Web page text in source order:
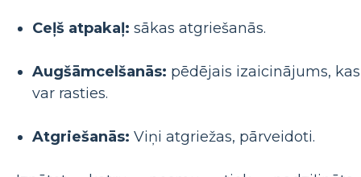
Ceļš atpakaļ: sākas atgriešanās.
Augšāmcelšanās: pēdējais izaicinājums, kas
var rasties.
Atgriešanās: Viņi atgriežas, pārveidoti.